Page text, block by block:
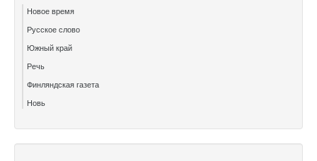
Новое время
Русское слово
Южный край
Речь
Финляндская газета
Новь